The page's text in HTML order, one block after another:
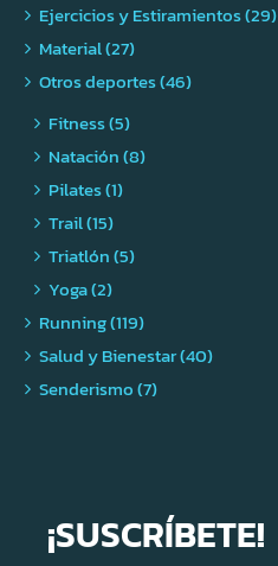
Ejercicios y Estiramientos (29)
Material (27)
Otros deportes (46)
Fitness (5)
Natación (8)
Pilates (1)
Trail (15)
Triatlón (5)
Yoga (2)
Running (119)
Salud y Bienestar (40)
Senderismo (7)
¡SUSCRÍBETE!